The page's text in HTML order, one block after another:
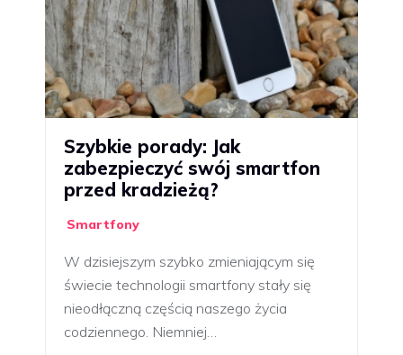
Szybkie porady: Jak
zabezpieczyć swój smartfon
przed kradzieżą?
Smartfony
W dzisiejszym szybko zmieniającym się
świecie technologii smartfony stały się
nieodłączną częścią naszego życia
codziennego. Niemniej…